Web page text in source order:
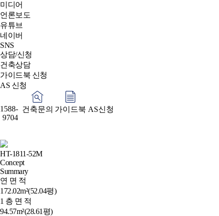
미디어
언론보도
유튜브
네이버
SNS
상담/신청
건축상담
가이드북 신청
AS 신청
1588-
9704
건축문의 가이드북 AS신청
HT-1811-52M
Concept
Summary
연 면 적
172.02m²(52.04평)
1 층 면 적
94.57m²(28.61평)